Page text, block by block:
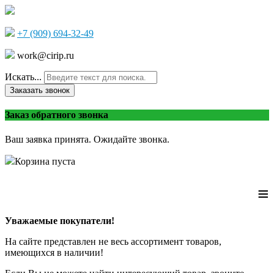
+7 (909) 694-32-49
work@cirip.ru
Искать...
Заказать звонок
Заказ обратного звонка
Ваш заявка принята. Ожидайте звонка.
Корзина пуста
≡
Уважаемые покупатели!
На сайте представлен не весь ассортимент товаров,
имеющихся в наличии!